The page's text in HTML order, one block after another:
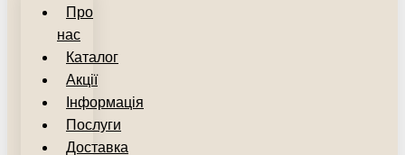
Про
нас
Каталог
Акції
Інформація
Послуги
Доставка